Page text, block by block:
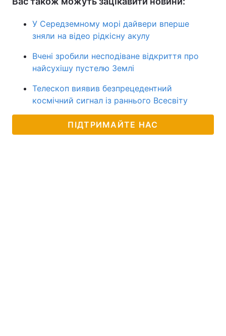
У Середземному морі дайвери вперше
зняли на відео рідкісну акулу
Вчені зробили несподіване відкриття про
найсухішу пустелю Землі
Телескоп виявив безпрецедентний
космічний сигнал із раннього Всесвіту
ПІДТРИМАЙТЕ НАС